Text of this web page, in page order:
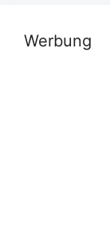
Werbung